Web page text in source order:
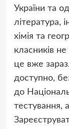
України та
література,
хімія та
класників
це вже
доступно,
до
тестування,